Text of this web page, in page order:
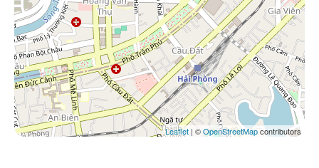
Leaflet | ©OpenStreetMapcontributors